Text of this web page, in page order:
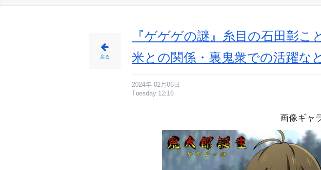
戻る
『ゲゲゲの謎』糸目の石田彰こ
米との関係・裏鬼衆での活躍な
2024年 02月06日
Tuesday 12:16
画像ギャ